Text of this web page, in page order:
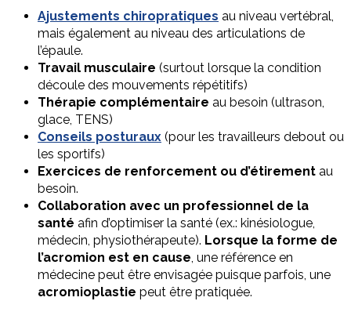
Ajustements chiropratiques au niveau vertébral,
mais également au niveau des articulations de
l’épaule.
Travail musculaire (surtout lorsque la condition
découle des mouvements répétitifs)
Thérapie complémentaire au besoin (ultrason,
glace, TENS)
Conseils posturaux (pour les travailleurs debout ou
les sportifs)
Exercices de renforcement ou d’étirement au
besoin.
Collaboration avec un professionnel de la
santé afin d’optimiser la santé (ex.: kinésiologue,
médecin, physiothérapeute). Lorsque la forme de
l’acromion est en cause, une référence en
médecine peut être envisagée puisque parfois, une
acromioplastie peut être pratiquée.